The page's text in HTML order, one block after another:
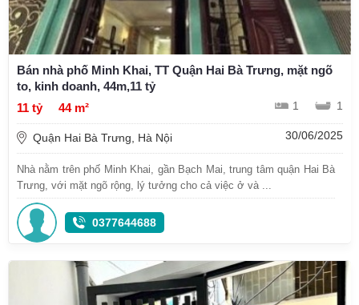
Bán nhà phố Minh Khai, TT Quận Hai Bà Trưng, mặt ngõ
to, kinh doanh, 44m,11 tỷ
11 tỷ
44 m² 1 1
Quận Hai Bà Trưng, Hà Nội 30/06/2025
Nhà nằm trên phố Minh Khai, gần Bạch Mai, trung tâm quận Hai Bà
Trưng, với mặt ngõ rộng, lý tưởng cho cả việc ở và ...
0377644688